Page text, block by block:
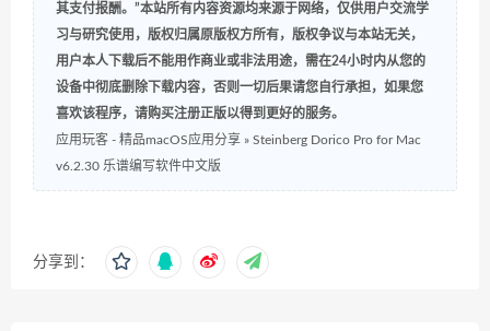
其支付报酬。”本站所有内容资源均来源于网络，仅供用户交流学
习与研究使用，版权归属原版权方所有，版权争议与本站无关，
用户本人下载后不能用作商业或非法用途，需在24小时内从您的
设备中彻底删除下载内容，否则一切后果请您自行承担，如果您
喜欢该程序，请购买注册正版以得到更好的服务。
应用玩客 - 精品macOS应用分享 » Steinberg Dorico Pro for Mac
v6.2.30 乐谱编写软件中文版
分享到：